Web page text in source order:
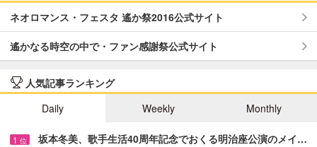
ネオロマンス・フェスタ 遙か祭2016公式サイト
遙かなる時空の中で・ファン感謝祭公式サイト
人気記事ランキング
Daily
Weekly Monthly
1 位 坂本冬美、歌手生活40周年記念でおくる明治座公演のメイ…